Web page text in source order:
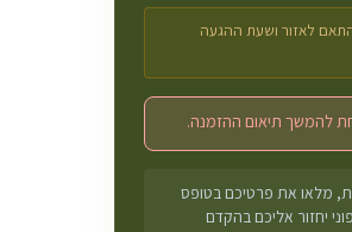
לאזור ושעת ההגעה
להמשך תיאום ההזמנה.
מלאו את פרטיכם בטופס
יחזור אליכם בהקדם